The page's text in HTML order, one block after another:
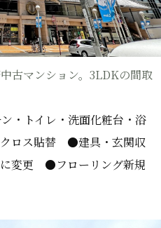
古マンション。3LDKの間取
・トイレ・洗面化粧台・浴
ロス貼替 ●建具・玄関収
変更 ●フローリング新規